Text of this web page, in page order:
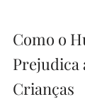
Como o
Prejudica
Crianças